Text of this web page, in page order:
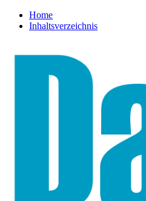
Home
Inhaltsverzeichnis